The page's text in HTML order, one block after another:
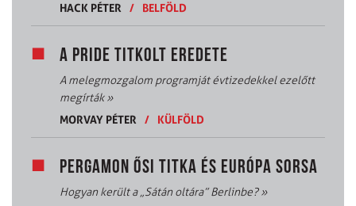
HACK PÉTER
/ BELFÖLD
A PRIDE TITKOLT EREDETE
A melegmozgalom programját évtizedekkel ezelőtt
megírták»
MORVAY PÉTER
/ KÜLFÖLD
PERGAMON ŐSI TITKA ÉS EURÓPA SORSA
Hogyan került a „Sátán oltára” Berlinbe?»